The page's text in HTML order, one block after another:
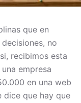
que en
no
recibimos esta
empresa
en una web
dice que hay que